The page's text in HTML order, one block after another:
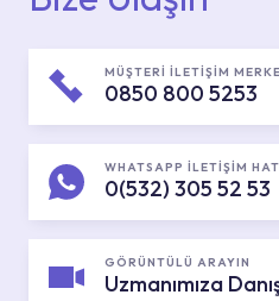
MÜŞTERİ İLETİŞİM
0850 800 5253
WHATSAPP İLETİŞİM
0(532) 305 52 53
GÖRÜNTÜLÜ ARAYIN
Uzmanımıza